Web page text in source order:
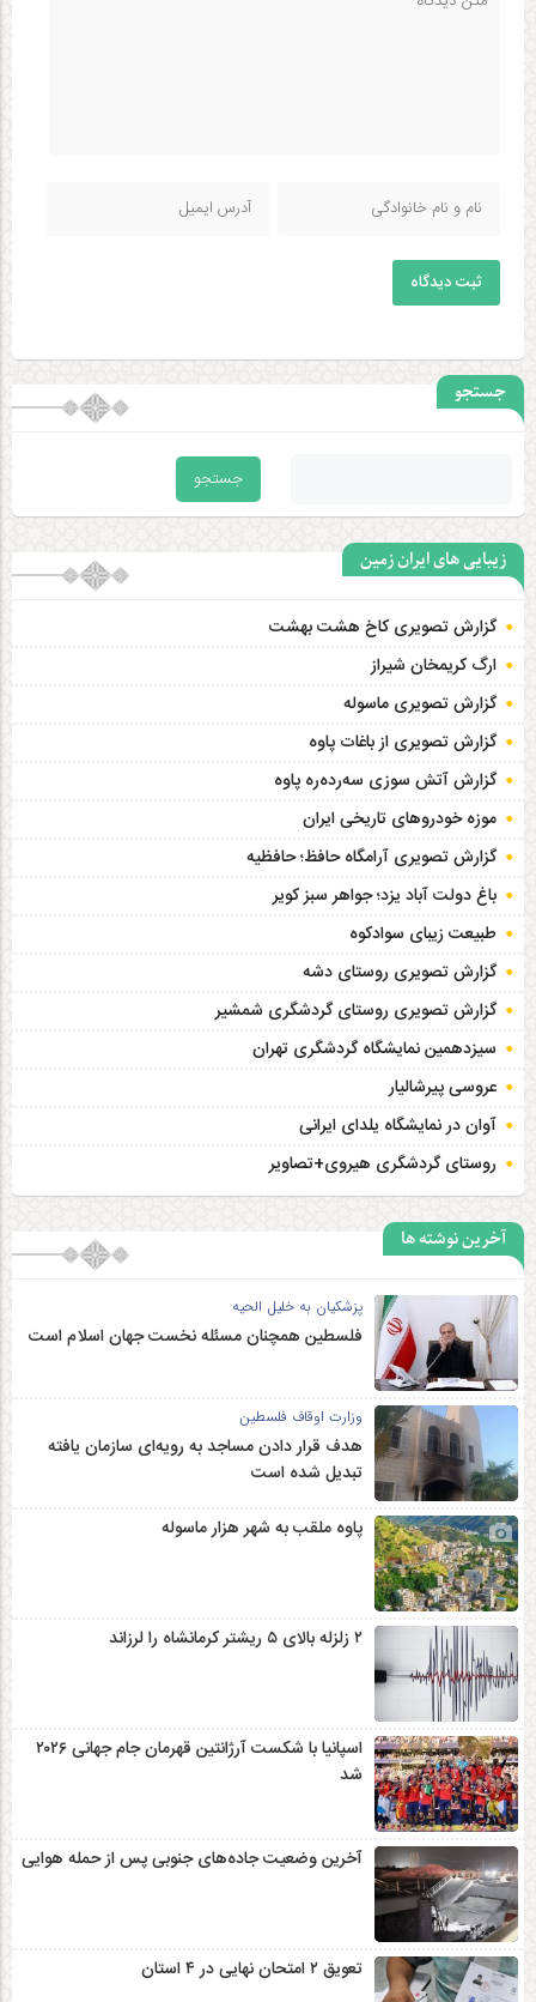
ثبت دیدگاه
جستجو
زیبایی های ایران زمین
گزارش تصویری کاخ هشت‌ بهشت
ارگ کریمخان شیراز
گزارش تصویری ماسوله
گزارش تصویری از باغات پاوه
گزارش آتش سوزی سەردەرە پاوه
موزه خودروهای تاریخی ایران
گزارش تصویری آرامگاه حافظ؛ حافظیه‎
باغ دولت آباد یزد؛ جواهر سبز کویر
طبیعت زیبای سوادکوه
گزارش تصویری روستای دشه
گزارش تصویری روستای گردشگری شمشیر
سیزدهمین نمایشگاه گردشگری تهران
عروسی پیرشالیار
آوان در نمایشگاه یلدای ایرانی
روستای گردشگری هیروی+تصاویر
آخرین نوشته ها
پزشکیان به خلیل الحیه
فلسطین همچنان مسئله نخست جهان اسلام است
وزارت اوقاف فلسطین
هدف قرار دادن مساجد به رویه‌ای سازمان‌ یافته
تبدیل شده است
پاوه ملقب به شهر هزار ماسوله
۲ زلزله‌ بالای ۵ ریشتر کرمانشاه را لرزاند
اسپانیا با شکست آرژانتین قهرمان جام جهانی ۲۰۲۶
شد
آخرین وضعیت جاده‌های جنوبی پس از حمله هوایی
تعویق ۲ امتحان نهایی در ۴ استان